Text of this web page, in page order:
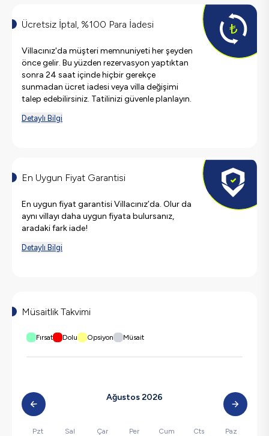
Ücretsiz İptal, %100 Para İadesi
Villacınız'da müşteri memnuniyeti her şeyden
önce gelir. Bu yüzden rezervasyon yaptıktan
sonra 24 saat içinde hiçbir gerekçe
sunmadan ücret iadesi veya villa değişimi
talep edebilirsiniz. Tatilinizi güvenle planlayın.
Detaylı Bilgi
En Uygun Fiyat Garantisi
En uygun fiyat garantisi Villacınız’da. Olur da
aynı villayı daha uygun fiyata bulursanız,
aradaki fark iade!
Detaylı Bilgi
Müsaitlik Takvimi
Fırsat Dolu Opsiyon Müsait
Ağustos 2026
Pzt Sal Çar Per Cum Cts Paz